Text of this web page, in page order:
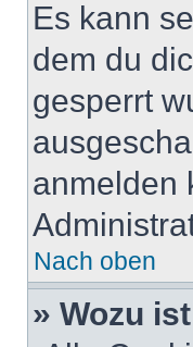
Es kann
dem du
gesperrt
anmelden
Nach oben
» Wozu